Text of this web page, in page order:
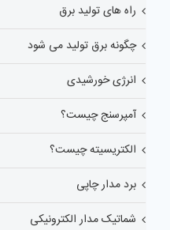
راه های تولید برق
چگونه برق تولید می شود
انرژی خورشیدی
آمپرسنج چیست؟
الکتریسیته چیست؟
برد مدار چاپی
شماتیک مدار الکترونیکی